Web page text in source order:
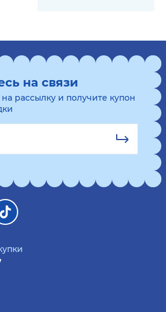
на связи
рассылку и получите купон